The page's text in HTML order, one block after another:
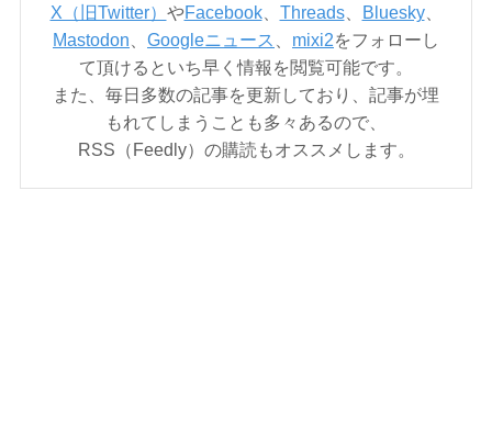
X（旧Twitter） やFacebook、 Threads、 Bluesky、
Mastodon
Googleニュース mixi2をフォローし
て頂けるといち早く情報を閲覧可能です。
また、毎日多数の記事を更新しており、記事が埋
もれてしまうことも多々あるので、
RSS（Feedly）の購読もオススメします。